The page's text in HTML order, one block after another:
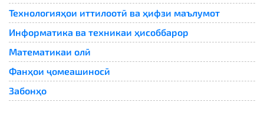
Технологияҳои иттилоотӣ ва ҳифзи маълумот
Информатика ва техникаи ҳисоббарор
Математикаи олӣ
Фанҳои ҷомеашиносӣ
Забонҳо